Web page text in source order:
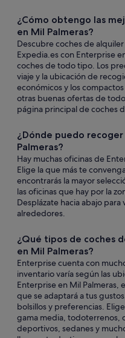
¿Cómo obtengo las
en Mil Palmeras?
Descubre coches de
Expedia.es con Enterprise
coches de todo tipo. Los
viaje y la ubicación de
económicos y los
otras buenas ofertas de
página principal de coches
¿Dónde puedo
Palmeras?
Hay muchas oficinas de
Elige la que más te
encontrarás la mayor
las oficinas que hay por la
Desplázate hacia abajo
alrededores.
¿Qué tipos de coches
en Mil Palmeras?
Enterprise cuenta con
inventario varía según las
Enterprise en Mil Palmeras,
que se adaptará a tus
bolsillos y preferencias.
gama media, todoterrenos,
deportivos, sedanes y